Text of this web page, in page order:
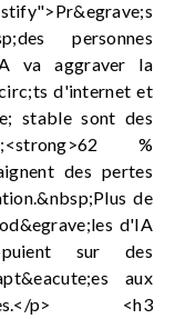
personnes
va aggraver la
d'internet et
stable sont des
%
des pertes
de
d'IA
sur des
aux
p> <h3